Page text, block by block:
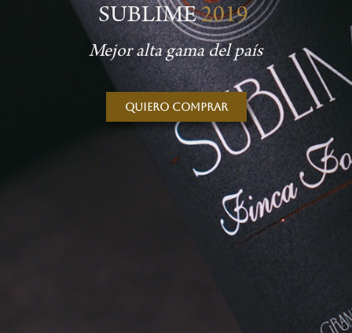
SUBLIME2019
Mejor alta gama del país
Quiero comprar